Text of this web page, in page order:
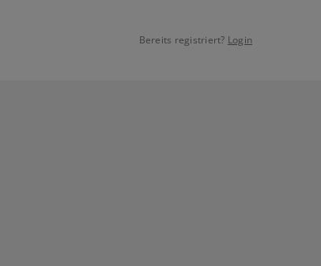
Bereits registriert? Login